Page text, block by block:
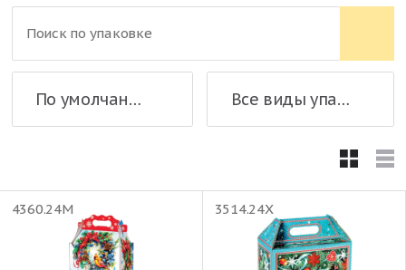
По умолчанию Все виды упаковки
4360.24М 3514.24Х